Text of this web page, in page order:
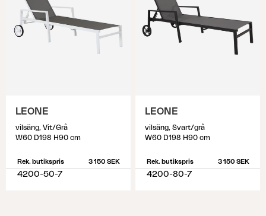
LEONE
vilsäng, Vit/Grå
W60 D198 H90 cm
Rek. butikspris 3 150 SEK
4200-50-7
LEONE
vilsäng, Svart/grå
W60 D198 H90 cm
Rek. butikspris 3 150 SEK
4200-80-7